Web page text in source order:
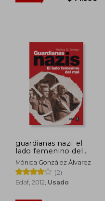
45% $ 129.266
guardianas nazi: el
lado femenino del
mal
Mónica González Álvarez
(2)
Edaf, 2012, Usado